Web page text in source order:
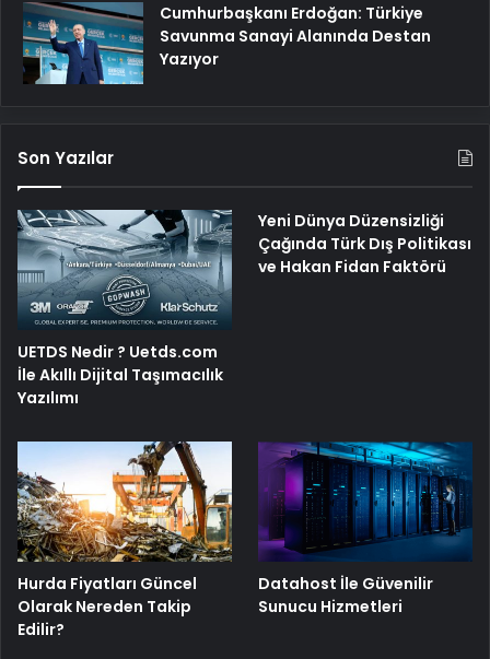
Cumhurbaşkanı Erdoğan: Türkiye
Savunma Sanayi Alanında Destan
Yazıyor
Son Yazılar
UETDS Nedir ? Uetds.com
İle Akıllı Dijital Taşımacılık
Yazılımı
Yeni Dünya Düzensizliği
Çağında Türk Dış Politikası
ve Hakan Fidan Faktörü
Hurda Fiyatları Güncel
Olarak Nereden Takip
Edilir?
Datahost İle Güvenilir
Sunucu Hizmetleri